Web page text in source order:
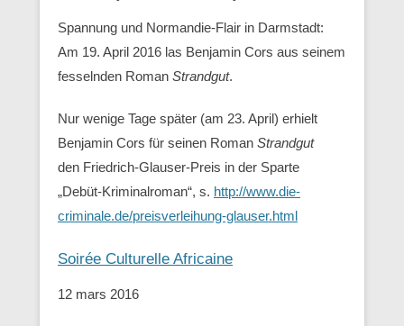
Spannung und Normandie-Flair in Darmstadt:
Am 19. April 2016 las Benjamin Cors aus seinem
fesselnden Roman Strandgut.
Nur wenige Tage später (am 23. April) erhielt
Benjamin Cors für seinen Roman Strandgut
den Friedrich-Glauser-Preis in der Sparte
„Debüt-Kriminalroman“, s. http://www.die-
criminale.de/preisverleihung-glauser.html
Soirée Culturelle Africaine
12 mars 2016